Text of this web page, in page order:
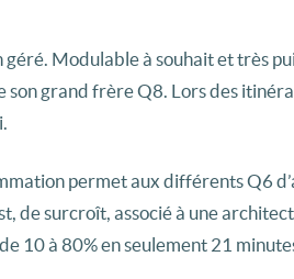
Modulable à souhait et très
son grand frère Q8. Lors des
permet aux différents Q6
de surcroît, associé à une
10 à 80% en seulement 21